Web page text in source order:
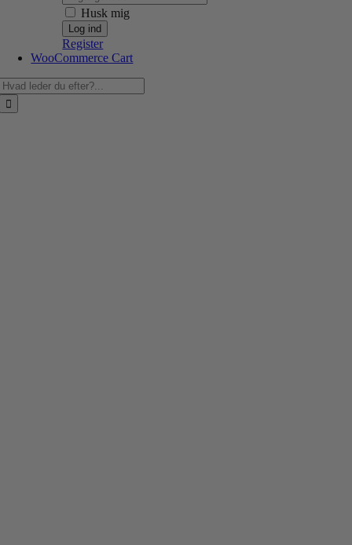
Husk mig
Register
WooCommerce Cart